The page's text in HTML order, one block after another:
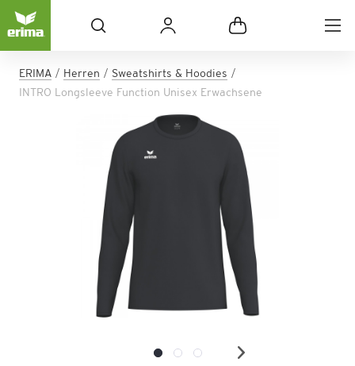
ERIMA Herren
Sweatshirts & Hoodies
INTRO Longsleeve Function Unisex Erwachsene